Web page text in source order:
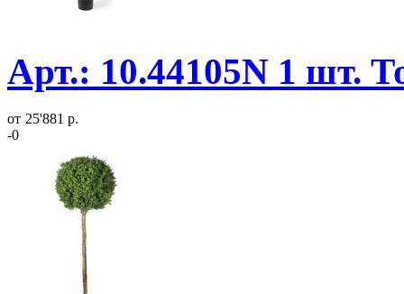
Арт.: 10.44105N 1 шт.
от 25'881 р.
-0